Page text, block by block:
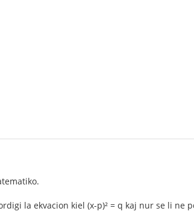
la ekvacion kiel (x-p)² = q kaj nur se li ne